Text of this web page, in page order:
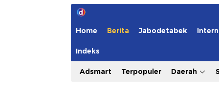
Home Berita Jabodetabek
Indeks
Adsmart Terpopuler Daerah